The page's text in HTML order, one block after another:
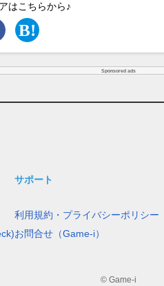
はこちらから♪
Sponsored ads
サポート
利用規約・プライバシーポリシー
お問合せ（Game-i）
© Game-i